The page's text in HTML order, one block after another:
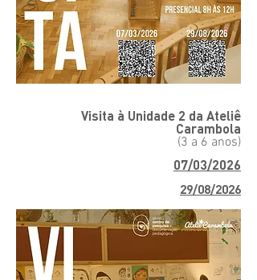
Visita à Unidade 2 da Ateliê
Carambola
(3 a 6 anos)
07/03/2026
29/08/2026